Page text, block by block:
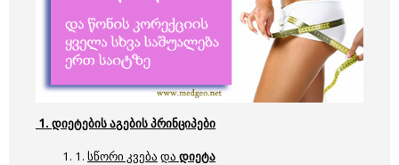
1. დიეტების აგების პრინციპები
1. 1. სწორი კვება და დიეტა